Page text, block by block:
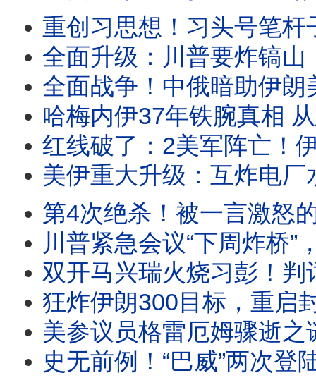
重创习思想！习头号笔杆子被抓；美沙重磅核协议引爆中东；川普“1：1”
全面升级：川普要炸镐山，警告胡塞别妄动！伊朗袭击亚马逊中心，以色列全
全面战争！中俄暗助伊朗美军再阵亡，川普大怒狂炸核电厂；胡塞封
哈梅内伊37年铁腕真相 从忠诚执行者到囚笼制造者｜革命卫队
红线破了：2美军阵亡！伊朗要炸迪拜中心；习近平重手背刺普京
美伊重大升级：互炸电厂水厂和桥梁！胡塞要封曼德海峡；曝马杜罗
第4次绝杀！被一言激怒的梅西有多可怕？惊人数据曝光；庆贺
川普紧急会议“下周炸桥”，伊朗“乱咬”多国，川普曝“不更迭政
双开马兴瑞火烧习彭！判词最离奇看点居然是这？王沪宁史无前例访朝，事关
狂炸伊朗300目标，重启封锁，川普通知国会开战！俄国沙特卷入，中东大乱将至
美参议员格雷厄姆骤逝之谜：一场疾病 还是跨国暗杀
史无前例！“巴威”两次登陆重创浙江，温州惊现瀑布倒流！广西超市早高峰被洪水